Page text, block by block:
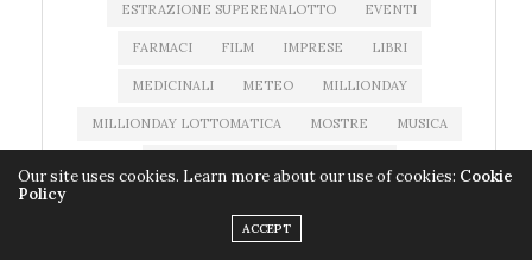
ESTRAZIONE SUPERENALOTTO EVENTI
FARMACI FILM IMPRESE LIBRI
MEDICINALI METEO MILLIONDAY
MILLIONDAY LOTTOMATICA MOSTRE MUSICA
QUOTE SUPERENALOTTO
Our site uses cookies. Learn more about our use of cookies: Cookie
Policy
ACCEPT